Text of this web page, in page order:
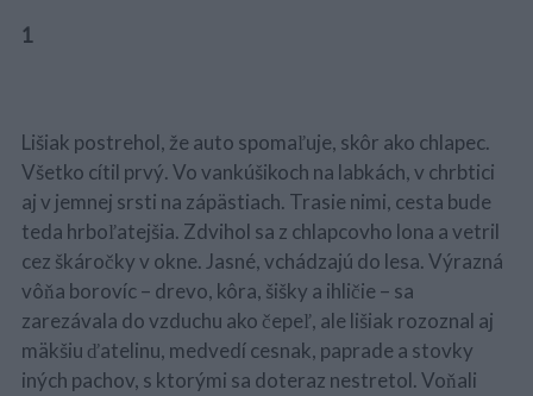
1
Lišiak postrehol, že auto spomaľuje, skôr ako chlapec.
Všetko cítil prvý. Vo vankúšikoch na labkách, v chrbtici
aj v jemnej srsti na zápästiach. Trasie nimi, cesta bude
teda hrboľatejšia. Zdvihol sa z chlapcovho lona a vetril
cez škáročky v okne. Jasné, vchádzajú do lesa. Výrazná
vôňa borovíc – drevo, kôra, šišky a ihličie – sa
zarezávala do vzduchu ako čepeľ, ale lišiak rozoznal aj
mäkšiu ďatelinu, medvedí cesnak, paprade a stovky
iných pachov, s ktorými sa doteraz nestretol. Voňali